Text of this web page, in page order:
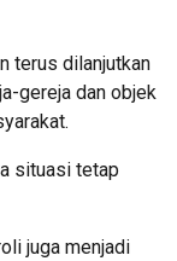
terus dilanjutkan
gereja dan objek
situasi tetap
juga menjadi